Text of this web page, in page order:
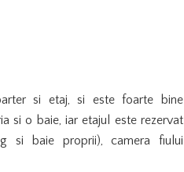
si etaj, si este foarte bine
si o baie, iar etajul este rezervat
si baie proprii), camera fiului